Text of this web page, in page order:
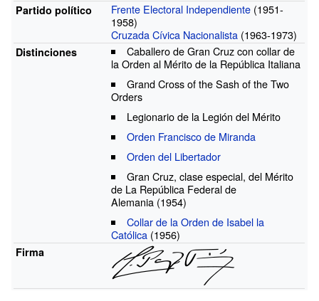
Partido político Frente Electoral Independiente (1951-
1958)
Cruzada Cívica Nacionalista (1963-1973)
Distinciones
Caballero de Gran Cruz con collar de
la Orden al Mérito de la República Italiana
Grand Cross of the Sash of the Two
Orders
Legionario de la Legión del Mérito
Orden Francisco de Miranda
Orden del Libertador
Gran Cruz, clase especial, del Mérito
de La República Federal de
Alemania (1954)
Collar de la Orden de Isabel la
Católica (1956)
Firma